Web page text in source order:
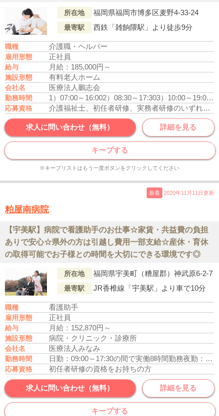
所在地 福岡県福岡市博多区麦野4-33-24
最寄駅 西鉄「雑餉隈駅」より徒歩9分
職種 介護職・ヘルパー
雇用形態 正社員
給与 月給：185,000円～
施設形態 有料老人ホーム
会社名 医療法人鵬志会
勤務時間 1）07:00～16:002）08:30～17:303）10:00～19:00 4
応募資格 介護福祉士、初任者研修、実務者研修のいずれかの資格をお持ちの方
求人に問い合わせ（無料） 詳細を見る
キープする
※キープリストはもう一度ボタンをクリックしてください
新着 2020年11月11日更新
粕屋南病院
【宇美駅】病院で看護助手のお仕事☆家賃・共益費の負担
ありで安心☆県外の方は引越し費用一部支給☆産休・育休
の取得可能でお子様との時間を大切にできる環境です◎
所在地 福岡県宇美町（糟屋郡）神武原6-2-7
最寄駅 JR香椎線「宇美駅」より車で10分
職種 看護助手
雇用形態 正社員
給与 月給：152,870円～
施設形態 病院・クリニック・診療所
会社名 医療法人みなみ
勤務時間 日勤：09:00～17:30の間で実働8時間勤務夜勤：17:00～09:30（月4回程度）
応募資格 初任者研修の資格をお持ちの方
求人に問い合わせ（無料） 詳細を見る
キープする